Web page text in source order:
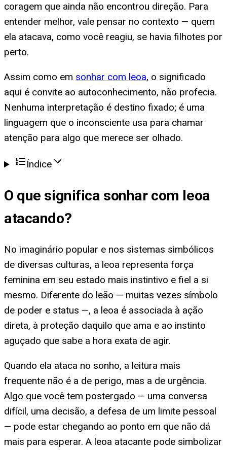
coragem que ainda não encontrou direção. Para
entender melhor, vale pensar no contexto — quem
ela atacava, como você reagiu, se havia filhotes por
perto.
Assim como em sonhar com leoa, o significado
aqui é convite ao autoconhecimento, não profecia.
Nenhuma interpretação é destino fixado; é uma
linguagem que o inconsciente usa para chamar
atenção para algo que merece ser olhado.
Índice
O que significa sonhar com leoa
atacando?
No imaginário popular e nos sistemas simbólicos
de diversas culturas, a leoa representa força
feminina em seu estado mais instintivo e fiel a si
mesmo. Diferente do leão — muitas vezes símbolo
de poder e status —, a leoa é associada à ação
direta, à proteção daquilo que ama e ao instinto
aguçado que sabe a hora exata de agir.
Quando ela ataca no sonho, a leitura mais
frequente não é a de perigo, mas a de urgência.
Algo que você tem postergado — uma conversa
difícil, uma decisão, a defesa de um limite pessoal
— pode estar chegando ao ponto em que não dá
mais para esperar. A leoa atacante pode simbolizar